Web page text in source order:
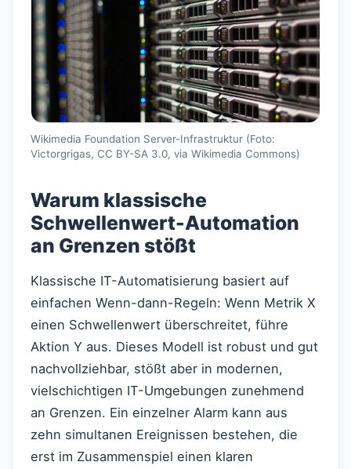
Wikimedia Foundation Server-Infrastruktur (Foto:
Victorgrigas, CC BY-SA 3.0, via Wikimedia Commons)
Warum klassische
Schwellenwert-Automation
an Grenzen stößt
Klassische IT-Automatisierung basiert auf
einfachen Wenn-dann-Regeln: Wenn Metrik X
einen Schwellenwert überschreitet, führe
Aktion Y aus. Dieses Modell ist robust und gut
nachvollziehbar, stößt aber in modernen,
vielschichtigen IT-Umgebungen zunehmend
an Grenzen. Ein einzelner Alarm kann aus
zehn simultanen Ereignissen bestehen, die
erst im Zusammenspiel einen klaren